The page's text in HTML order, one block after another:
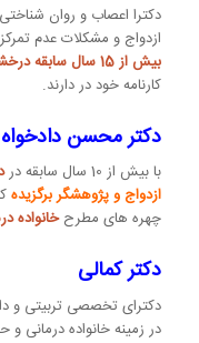
دکترا اعصاب و روان
ازدواج و مشکلات عدم
بیش از 15 سال سابقه درخشان
کارنامه خود در دارند.
دکتر محسن دادخواه
با بیش از 10 سال سابقه در
ازدواج و پژوهشگر برگزیده
چهره های مطرحخانواده
دکتر کمالی
دکترای تخصصی تربیتی و
در زمینه خانواده درمانی و